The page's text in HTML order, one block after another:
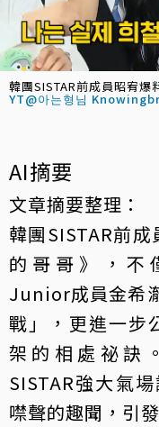
韓團SISTAR前成員昭宥爆
YT@아는형님
AI摘要
文章摘要整理：
韓團SISTAR前
的哥哥》，不
Junior成員金希
戰」，更進一步
架的相處祕訣
SISTAR強大氣
噤聲的趣聞，引